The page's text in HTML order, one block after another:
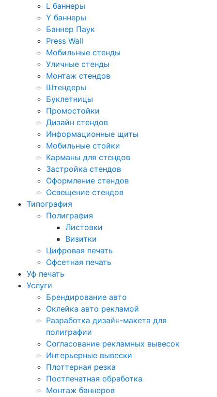
L баннеры
Y баннеры
Баннер Паук
Press Wall
Мобильные стенды
Уличные стенды
Монтаж стендов
Штендеры
Буклетницы
Промостойки
Дизайн стендов
Информационные щиты
Мобильные стойки
Карманы для стендов
Застройка стендов
Оформление стендов
Освещение стендов
Типография
Полиграфия
Листовки
Визитки
Цифровая печать
Офсетная печать
Уф печать
Услуги
Брендирование авто
Оклейка авто рекламой
Разработка дизайн-макета для
полиграфии
Согласование рекламных вывесок
Интерьерные вывески
Плоттерная резка
Постпечатная обработка
Монтаж баннеров